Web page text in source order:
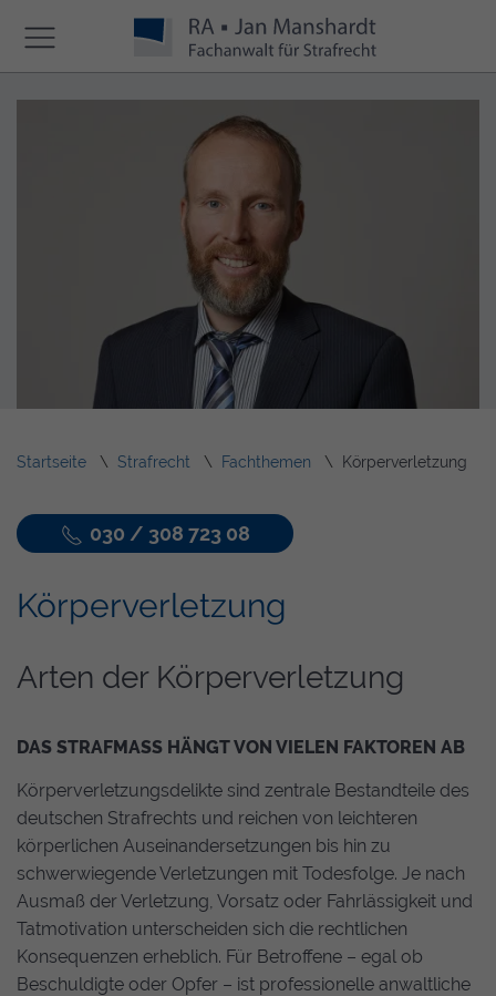
Startseite Strafrecht Fachthemen Körperverletzung
030 / 308 723 08
Körperverletzung
Arten der Körperverletzung
DAS STRAFMASS HÄNGT VON VIELEN FAKTOREN AB
Körperverletzungsdelikte sind zentrale Bestandteile des
deutschen Strafrechts und reichen von leichteren
körperlichen Auseinandersetzungen bis hin zu
schwerwiegende Verletzungen mit Todesfolge. Je nach
Ausmaß der Verletzung, Vorsatz oder Fahrlässigkeit und
Tatmotivation unterscheiden sich die rechtlichen
Konsequenzen erheblich. Für Betroffene – egal ob
Beschuldigte oder Opfer – ist professionelle anwaltliche